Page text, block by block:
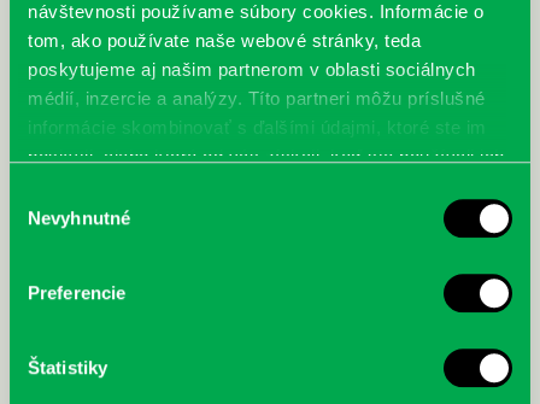
návštevnosti používame súbory cookies. Informácie o
tom, ako používate naše webové stránky, teda
poskytujeme aj našim partnerom v oblasti sociálnych
médií, inzercie a analýzy. Títo partneri môžu príslušné
informácie skombinovať s ďalšími údajmi, ktoré ste im
poskytli, alebo ktoré od vás získali, keď ste používali ich
súhlasu
Nevyhnutné
Preferencie
Štatistiky
cyklistu modernej doby:
nezastaviteľný